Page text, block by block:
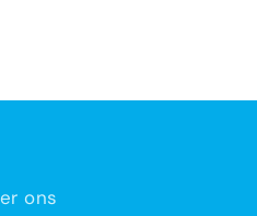
ons